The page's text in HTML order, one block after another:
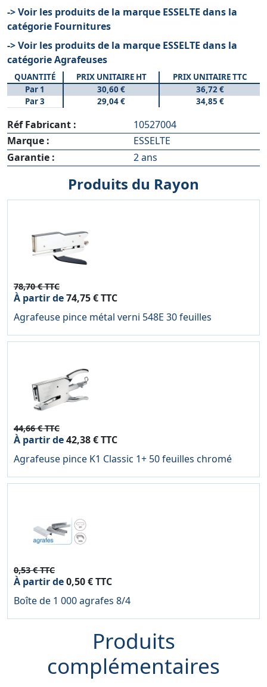
-> Voir les produits de la marque ESSELTE dans la
catégorie Fournitures
-> Voir les produits de la marque ESSELTE dans la
catégorie Agrafeuses
QUANTITÉ PRIX UNITAIRE HT
PRIX UNITAIRE TTC
Par 1
30,60 €
36,72 €
Par 3
29,04 € 34,85 €
Réf Fabricant :
10527004
Marque :
ESSELTE
Garantie :
2 ans
Produits du Rayon
78,70 € TTC
À partir de74,75 € TTC
Agrafeuse pince métal verni 548E 30 feuilles
44,66 € TTC
À partir de42,38 € TTC
Agrafeuse pince K1 Classic 1+ 50 feuilles chromé
0,53 € TTC
À partir de0,50 € TTC
Boîte de 1 000 agrafes 8/4
Produits
complémentaires